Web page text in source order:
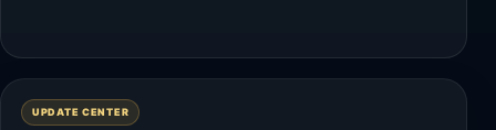
UPDATE CENTER